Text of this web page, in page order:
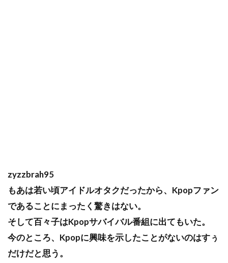
zyzzbrah95
もあは若い頃アイドルオタクだったから、Kpopファン
であることにまったく驚きはない。
そして百々子はKpopサバイバル番組に出てもいた。
今のところ、Kpopに興味を示したことがないのはすぅ
だけだと思う。